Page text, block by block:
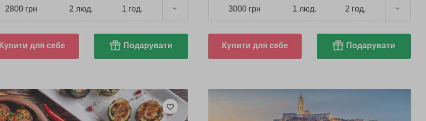
2800 грн 2 люд. 1 год.
Купити для себе Подарувати
3000 грн 1 люд. 2 год.
Купити для себе Подарувати